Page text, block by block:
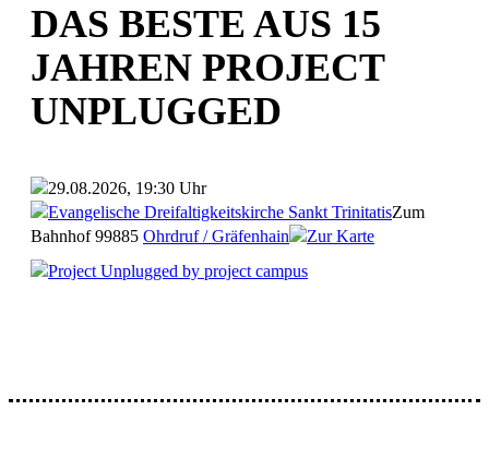
DAS BESTE AUS 15
JAHREN PROJECT
UNPLUGGED
29.08.2026, 19:30 Uhr
Evangelische Dreifaltigkeitskirche Sankt TrinitatisZum
Bahnhof99885 Ohrdruf / Gräfenhain
Zur Karte
Project Unplugged by project campus